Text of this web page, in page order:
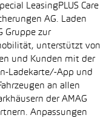
LeasingPLUS Care
AG. Laden
Gruppe zur
unterstützt von
und Kunden mit der
Ladekarte/-App und
an allen
der AMAG
Anpassungen